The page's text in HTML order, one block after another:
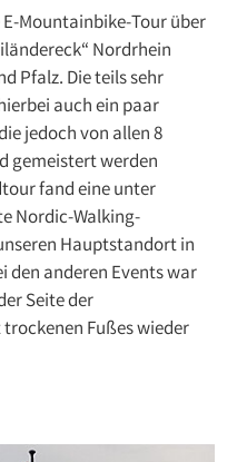
Mountainbike-Tour über
Nordrhein
Pfalz. Die teils sehr
auch ein paar
jedoch von allen 8
gemeistert werden
fand eine unter
Nordic-Walking-
Hauptstandort in
den anderen Events war
Seite der
Fußes wieder